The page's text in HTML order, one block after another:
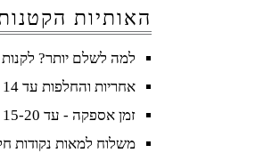
האותיות
למה לשלם יותר?
אחריות והחלפות עד 14 ימים מקבלת המוצר
זמן אספקה - עד 15-20 ימי עבודה - לא כולל שישי ושבת וחגים
משלוח למאות נקודות